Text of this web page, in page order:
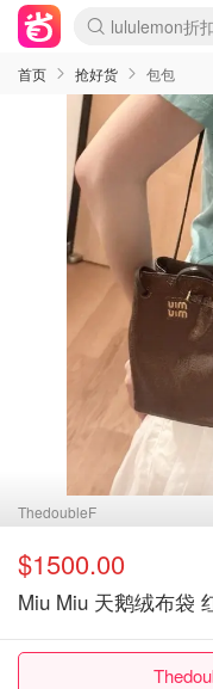
lululemon折扣
Sasa美妆护
SSENSE年中3
FreshBeauty
Cettire降价+
Farfetch折上8
WWS Coles
viagogo二手
Myer清仓1折起
The Outnet奢
David Jones 3
Flannels大牌1
Perfumes
AMIRO返校季
Oweek抽奖送
Amazon折扣
eToro入金
Amazon数码
ICONIC本周
ThedoubleF
Moose
丝芙兰5折起
EUFY官网3.7
Selenichast首
Trip机票酒店
YSL送5件彩妆
Amazon家居
BIGBANG巡
David Jones
Amazon美妆
雅漾大喷$8
过敏原检测盒
伊索独家赠
科颜氏清仓3折
SEALIFE海洋
丝塔芙大白罐
订阅
Cult Beauty
Harrods圣诞
LN-CC奢牌私
d'Alba空姐喷
EVE LOM套
Bernardelli独
Adore Beauty
CT圣诞日历
Mytheresa奢
Luxury
Currentbody
MOON
ALLSAINTS美
Roborock扫
Tingo Life水
Valentino官网
CR洗发护发
首页 抢好货 包包
ThedoubleF
$1500.00
Miu Miu 天鹅绒布袋